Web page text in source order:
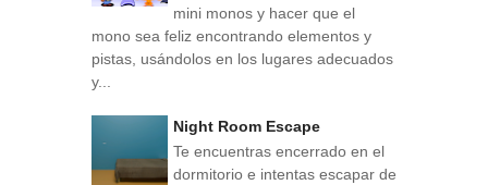
mini monos y hacer que el
mono sea feliz encontrando elementos y
pistas, usándolos en los lugares adecuados
y...
Night Room Escape
Te encuentras encerrado en el
dormitorio e intentas escapar de